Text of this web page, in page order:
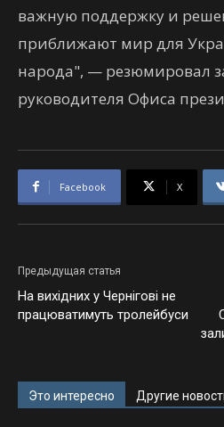
важную поддержку и
приближают мир для
народа", — резюмировал
руководителя Офиса
Facebook X
Предыдущая статья
На вихідних у Чернігові не
працюватимуть тролейбуси
Это интересно Другие